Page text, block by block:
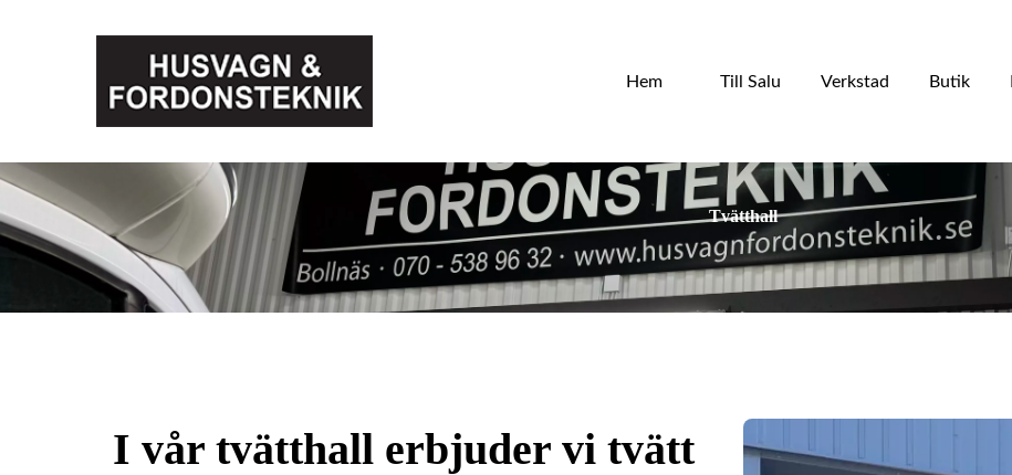
Hem Till Salu Verkstad Butik
Tvätthall
I vår tvätthall erbjuder vi tvätt